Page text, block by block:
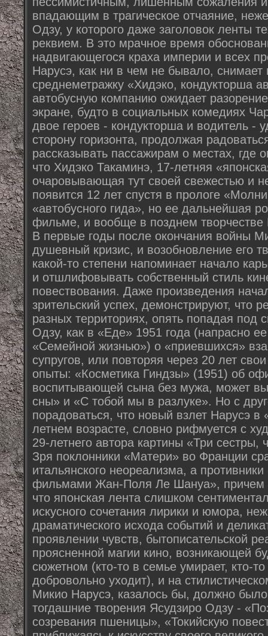
впадающим в трагическое отчаяние,
Одзу, у которого даже заголовок ленты
реквием. В это мрачное время
надвигающегося краха империи и всех
Нарусэ, как ни в чем не бывало,
среднеметражку «Хидэко, кондукторша
автобусную компанию ожидает
экране, будто в социальных комедиях
двое героев - кондукторша и водитель -
сторону горизонта, продолжая
рассказывать пассажирам о местах, где
что Хидэко Такаминэ, 17-летняя
очаровывающая тут своей свежестью и
появится 12 лет спустя в прологе
«автобусного гида», но ее дальнейшая
фильме, и вообще в позднем творчестве
В первые годы после окончания войны
душевный кризис, и возобновление его
какой-то степени напоминает начало
и отшлифовывать собственный стиль
повествования. Даже произведения
зрительский успех, демонстрируют, что
разных территориях, опять попадая под
Одзу, как в «Еде» 1951 года (напрасно
«Семейной жизнью») о «приевшихся»
супругов, или повторяя через 20 лет
опыты: «Косметика Гиндзы» (1951) об
воспитывающей сына без мужа, может
сны» и «С тобой мы в разлуке». Но с
порадоваться, что новый взлет Нарусэ
летнем возрасте, словно рифмуется с
29-летнего автора картины «Три
Зря поклонники «Матери» во Франции
итальянского неореализма, а
фильмами Жан-Поля Ле Шануа», причем
что японская лента слишком
искусного сочетания лирики и юмора,
драматического исхода событий и
проявлении чувств, бытописательской
проясненной магии кино, возникающей
сюжетном (кто-то в семье умирает, кто-
добровольно уходит), и на
Микио Нарусэ, казалось бы, должно
тогдашние творения Ясудзиро Одзу -
созревания пшеницы», «Токийскую